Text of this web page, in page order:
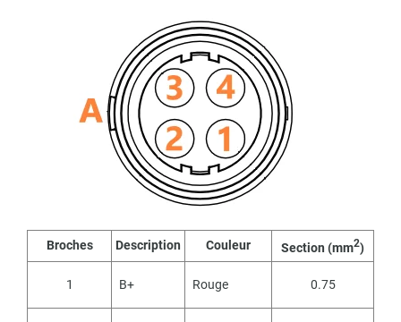
Broches Description Couleur Section (mm2)
1 B+ Rouge 0.75